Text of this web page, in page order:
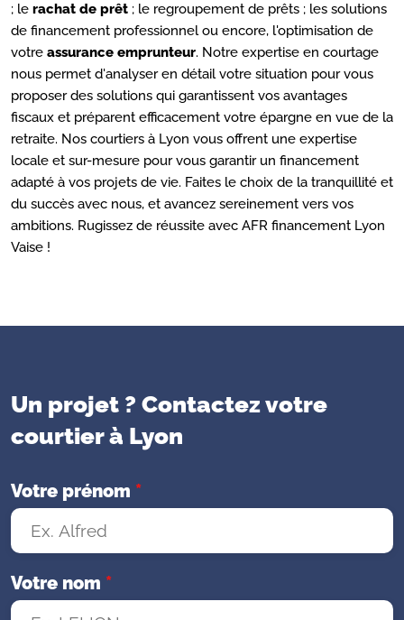
; le rachat de prêt ; le regroupement de prêts ; les solutions
de financement professionnel ou encore, l'optimisation de
votre assurance emprunteur. Notre expertise en courtage
nous permet d'analyser en détail votre situation pour vous
proposer des solutions qui garantissent vos avantages
fiscaux et préparent efficacement votre épargne en vue de la
retraite. Nos courtiers à Lyon vous offrent une expertise
locale et sur-mesure pour vous garantir un financement
adapté à vos projets de vie. Faites le choix de la tranquillité et
du succès avec nous, et avancez sereinement vers vos
ambitions. Rugissez de réussite avec AFR financement Lyon
Vaise !
Un projet ? Contactez votre
courtier à Lyon
Votre prénom *
Votre nom *